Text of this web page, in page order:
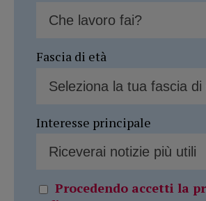
Fascia di età
Interesse principale
Procedendo accetti la